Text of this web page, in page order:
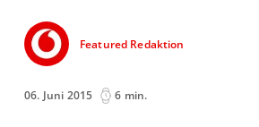
Featured Redaktion
06. Juni 2015 6 min.